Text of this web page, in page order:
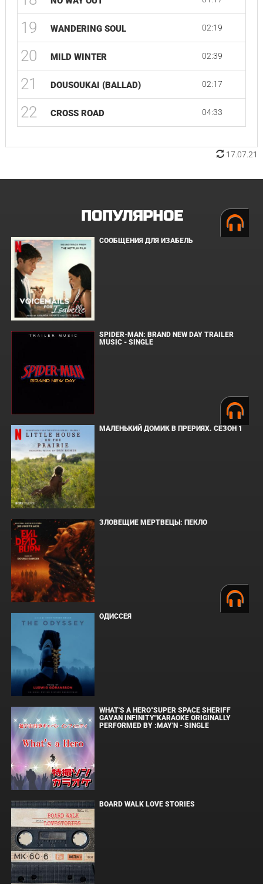
19 WANDERING SOUL 02:19
20 MILD WINTER 02:39
21 DOUSOUKAI (BALLAD) 02:17
22 CROSS ROAD 04:33
17.07.21
ПОПУЛЯРНОЕ
СООБЩЕНИЯ ДЛЯ ИЗАБЕЛЬ
SPIDER-MAN: BRAND NEW DAY TRAILER
MUSIC - SINGLE
МАЛЕНЬКИЙ ДОМИК В ПРЕРИЯХ. СЕЗОН 1
ЗЛОВЕЩИЕ МЕРТВЕЦЫ: ПЕКЛО
ОДИССЕЯ
WHAT'S A HERO"SUPER SPACE SHERIFF
GAVAN INFINITY"KARAOKE ORIGINALLY
PERFORMED BY :MAY'N - SINGLE
BOARD WALK LOVE STORIES